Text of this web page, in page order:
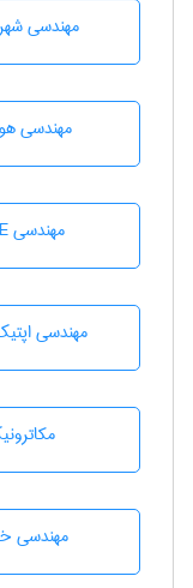
مهندسی
مهندسی
مهندسی HSE
مهندسی
مهندسی